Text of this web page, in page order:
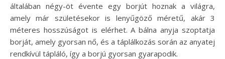
általában négy-öt évente egy borjút hoznak a világra,
amely már születésekor is lenyűgöző méretű, akár 3
méteres hosszúságot is elérhet. A bálna anyja szoptatja
borját, amely gyorsan nő, és a táplálkozás során az anyatej
rendkívül tápláló, így a borjú gyorsan gyarapodik.